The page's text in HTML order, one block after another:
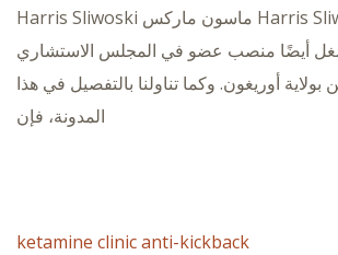
هذه المبادرة Harris Sliwoski ماسون ماركس Harris Sliwoski
أيضًا منصب عضو في المجلس الاستشاري
بولاية أوريغون. وكما تناولنا بالتفصيل في هذا
المدونة، فإن